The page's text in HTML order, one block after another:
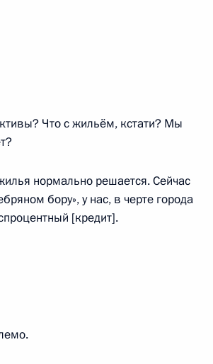
Аманом
Флота
Что с жильём, кстати? Мы
нормально решается. Сейчас
бору», у нас, в черте города
[кредит].